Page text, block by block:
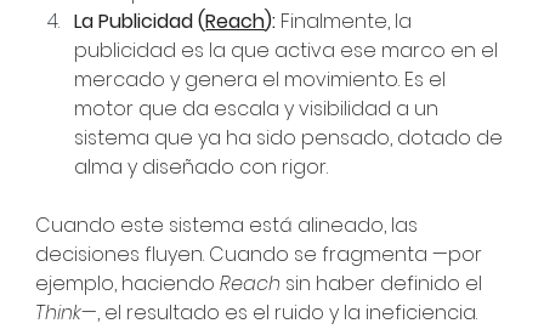
La Publicidad (Reach): Finalmente, la
publicidad es la que activa ese marco en el
mercado y genera el movimiento. Es el
motor que da escala y visibilidad a un
sistema que ya ha sido pensado, dotado de
alma y diseñado con rigor.
Cuando este sistema está alineado, las
decisiones fluyen. Cuando se fragmenta —por
ejemplo, haciendo Reach sin haber definido el
Think—, el resultado es el ruido y la ineficiencia.